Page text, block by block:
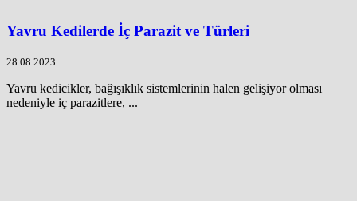
Yavru Kedilerde İç Parazit ve Türleri
28.08.2023
Yavru kedicikler, bağışıklık sistemlerinin halen gelişiyor olması
nedeniyle iç parazitlere, ...